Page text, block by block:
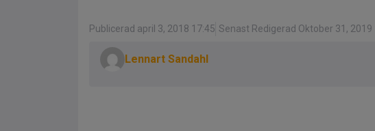
Publicerad april 3, 2018 17:45 Senast Redigerad Oktober 31, 2019
Lennart Sandahl